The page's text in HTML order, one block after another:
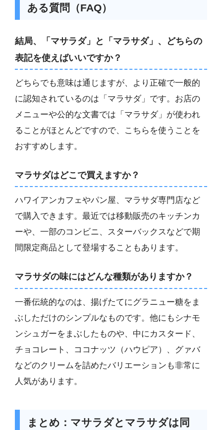
ある質問（FAQ）
結局、「マサラダ」と「マラサダ」、どちらの
表記を使えばいいですか？
どちらでも意味は通じますが、より正確で一般的
に認知されているのは「マラサダ」です。お店の
メニューや公的な文書では「マラサダ」が使われ
ることがほとんどですので、こちらを使うことを
おすすめします。
マラサダはどこで買えますか？
ハワイアンカフェやパン屋、マラサダ専門店など
で購入できます。最近では移動販売のキッチンカ
ーや、一部のコンビニ、スターバックスなどで期
間限定商品として登場することもあります。
マラサダの味にはどんな種類がありますか？
一番伝統的なのは、揚げたてにグラニュー糖をま
ぶしただけのシンプルなものです。他にもシナモ
ンシュガーをまぶしたものや、中にカスタード、
チョコレート、ココナッツ（ハウピア）、グァバ
などのクリームを詰めたバリエーションも非常に
人気があります。
まとめ：マサラダとマラサダは同